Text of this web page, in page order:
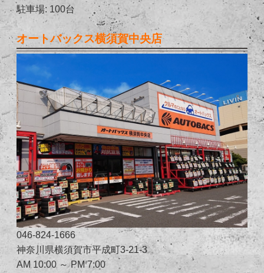
駐車場: 100台
オートバックス横須賀中央店
046-824-1666
神奈川県横須賀市平成町3-21-3
AM 10:00 ～ PM 7:00